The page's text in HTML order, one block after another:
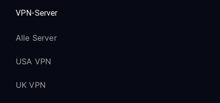
VPN-Server
Alle Server
USA VPN
UK VPN